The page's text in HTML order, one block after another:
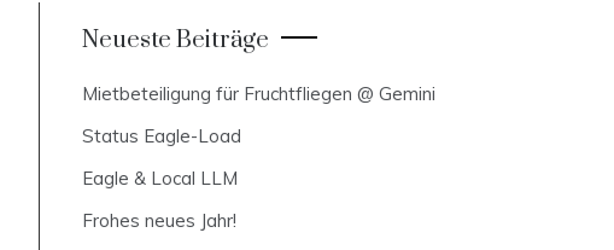
Neueste Beiträge
Mietbeteiligung für Fruchtfliegen @ Gemini
Status Eagle-Load
Eagle & Local LLM
Frohes neues Jahr!